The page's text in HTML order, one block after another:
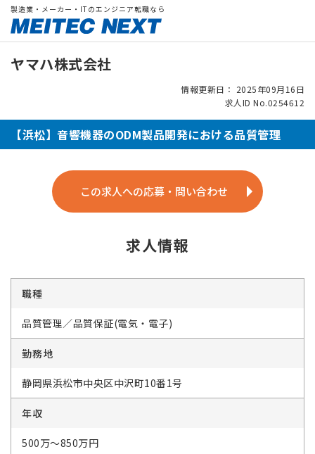
製造業・メーカー・ITのエンジニア転職なら
ヤマハ株式会社
情報更新日： 2025年09月16日
求人ID No.0254612
【浜松】音響機器のODM製品開発における品質管理
この求人への応募・問い合わせ
求人情報
職種
品質管理／品質保証(電気・電子)
勤務地
静岡県浜松市中央区中沢町10番1号
年収
500万～850万円